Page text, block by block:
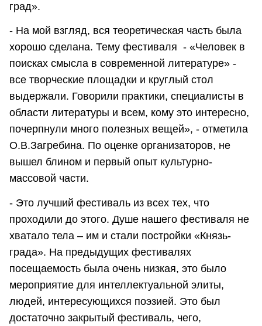
град».
- На мой взгляд, вся теоретическая часть была
хорошо сделана. Тему фестиваля - «Человек в
поисках смысла в современной литературе» -
все творческие площадки и круглый стол
выдержали. Говорили практики, специалисты в
области литературы и всем, кому это интересно,
почерпнули много полезных вещей», - отметила
О.В.Загребина. По оценке организаторов, не
вышел блином и первый опыт культурно-
массовой части.
- Это лучший фестиваль из всех тех, что
проходили до этого. Душе нашего фестиваля не
хватало тела – им и стали постройки «Князь-
града». На предыдущих фестивалях
посещаемость была очень низкая, это было
мероприятие для интеллектуальной элиты,
людей, интересующихся поэзией. Это был
достаточно закрытый фестиваль, чего,